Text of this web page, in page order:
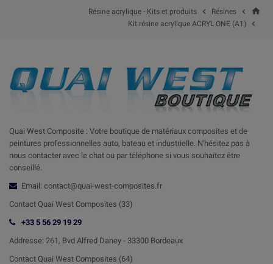
home

Résines

Résine acrylique - Kits et produits

Kit résine acrylique ACRYL ONE (A1)
Quai West Composite : Votre boutique de matériaux composites et de
peintures professionnelles auto, bateau et industrielle. N'hésitez pas à
nous contacter avec le chat ou par téléphone si vous souhaitez être
conseillé.
Email: contact@quai-west-composites.fr
Contact Quai West Composites (33)
+33 5 56 29 19 29
Addresse: 261, Bvd Alfred Daney - 33300 Bordeaux
Contact Quai West Composites (64)